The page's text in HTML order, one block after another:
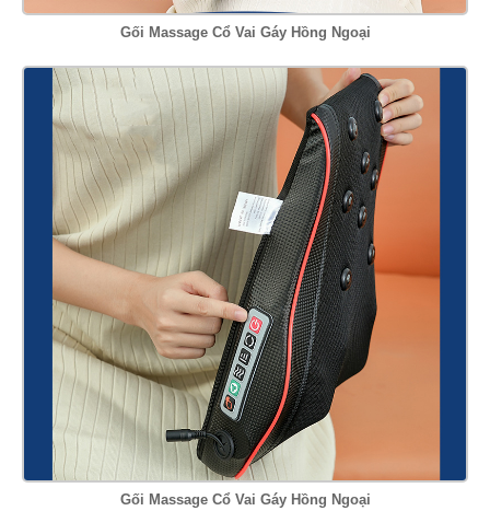
Gối Massage Cổ Vai Gáy Hồng Ngoại
Gối Massage Cổ Vai Gáy Hồng Ngoại